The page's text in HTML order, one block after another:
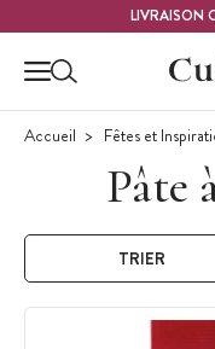
LIVRAISON
Accueil Fêtes et
Pâte
TRIER